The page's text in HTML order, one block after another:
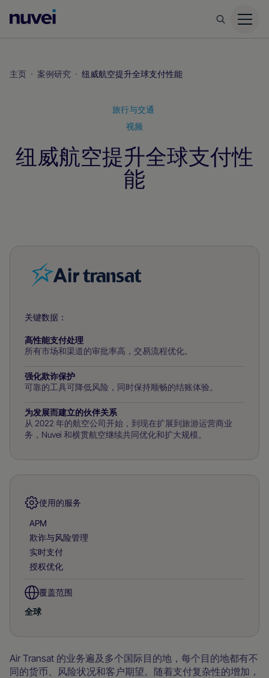
主
主页 案例研究 纽威航空提升全球支付性能
旅行与交通
视频
纽威航空提升全球支付性
能
关键数据：
高性能支付处理
所有市场和渠道的审批率高，交易流程优化。
强化欺诈保护
可靠的工具可降低风险，同时保持顺畅的结账体验。
为发展而建立的伙伴关系
从 2022 年的航空公司开始，到现在扩展到旅游运营商业
务，Nuvei 和横贯航空继续共同优化和扩大规模。
使用的服务
APM
欺诈与风险管理
实时支付
授权优化
覆盖范围
全球
Air Transat 的业务遍及多个国际目的地，每个目的地都有不
同的货币、风险状况和客户期望。随着支付复杂性的增加，